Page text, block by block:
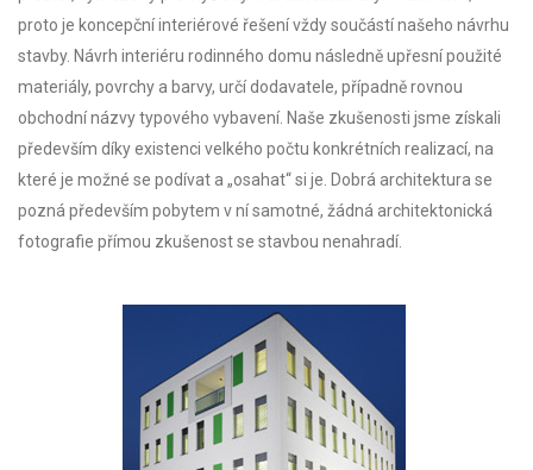
proto je koncepční interiérové řešení vždy součástí našeho návrhu
stavby. Návrh interiéru rodinného domu následně upřesní použité
materiály, povrchy a barvy, určí dodavatele, případně rovnou
obchodní názvy typového vybavení. Naše zkušenosti jsme získali
především díky existenci velkého počtu konkrétních realizací, na
které je možné se podívat a „osahat“ si je. Dobrá architektura se
pozná především pobytem v ní samotné, žádná architektonická
fotografie přímou zkušenost se stavbou nenahradí.